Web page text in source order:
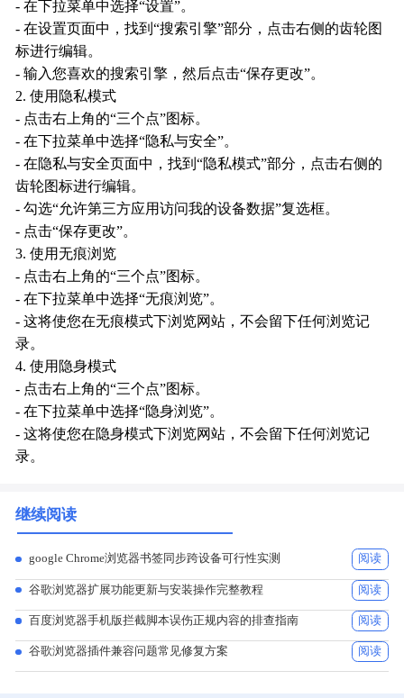
- 在下拉菜单中选择“设置”。
- 在设置页面中，找到“搜索引擎”部分，点击右侧的齿轮图
标进行编辑。
- 输入您喜欢的搜索引擎，然后点击“保存更改”。
2. 使用隐私模式
- 点击右上角的“三个点”图标。
- 在下拉菜单中选择“隐私与安全”。
- 在隐私与安全页面中，找到“隐私模式”部分，点击右侧的
齿轮图标进行编辑。
- 勾选“允许第三方应用访问我的设备数据”复选框。
- 点击“保存更改”。
3. 使用无痕浏览
- 点击右上角的“三个点”图标。
- 在下拉菜单中选择“无痕浏览”。
- 这将使您在无痕模式下浏览网站，不会留下任何浏览记
录。
4. 使用隐身模式
- 点击右上角的“三个点”图标。
- 在下拉菜单中选择“隐身浏览”。
- 这将使您在隐身模式下浏览网站，不会留下任何浏览记
录。
继续阅读
google Chrome浏览器书签同步跨设备可行性实测 阅读
谷歌浏览器扩展功能更新与安装操作完整教程 阅读
百度浏览器手机版拦截脚本误伤正规内容的排查指南 阅读
谷歌浏览器插件兼容问题常见修复方案 阅读